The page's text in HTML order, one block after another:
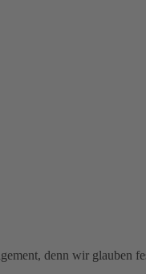
denn wir